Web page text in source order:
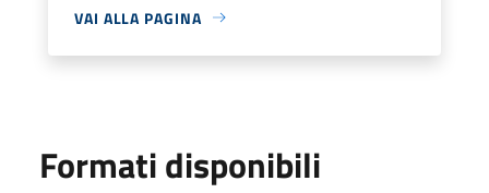
VAI ALLA PAGINA
Formati disponibili